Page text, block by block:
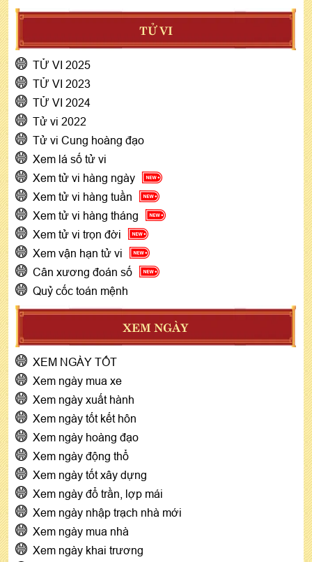
TỬ VI
TỬ VI 2025
TỬ VI 2023
TỬ VI 2024
Tử vi 2022
Tử vi Cung hoàng đạo
Xem lá số tử vi
Xem tử vi hàng ngày
Xem tử vi hàng tuần
Xem tử vi hàng tháng
Xem tử vi trọn đời
Xem vận hạn tử vi
Cân xương đoán số
Quỷ cốc toán mệnh
XEM NGÀY
XEM NGÀY TỐT
Xem ngày mua xe
Xem ngày xuất hành
Xem ngày tốt kết hôn
Xem ngày hoàng đạo
Xem ngày động thổ
Xem ngày tốt xây dựng
Xem ngày đổ trần, lợp mái
Xem ngày nhập trạch nhà mới
Xem ngày mua nhà
Xem ngày khai trương